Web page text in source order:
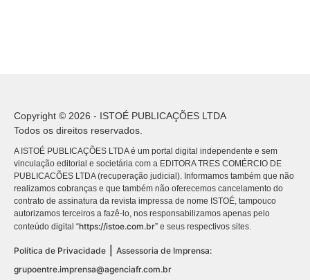
Copyright © 2026 - ISTOÉ PUBLICAÇÕES LTDA
Todos os direitos reservados.
A ISTOÉ PUBLICAÇÕES LTDA é um portal digital independente e sem
vinculação editorial e societária com a EDITORA TRES COMÉRCIO DE
PUBLICACÕES LTDA (recuperação judicial). Informamos também que não
realizamos cobranças e que também não oferecemos cancelamento do
contrato de assinatura da revista impressa de nome ISTOÉ, tampouco
autorizamos terceiros a fazê-lo, nos responsabilizamos apenas pelo
conteúdo digital “https://istoe.com.br” e seus respectivos sites.
Política de Privacidade
Assessoria de Imprensa:
grupoentre.imprensa@agenciafr.com.br